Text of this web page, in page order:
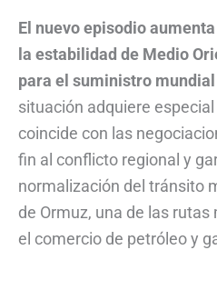
El nuevo episodio
la estabilidad de Medio
para el suministro
situación adquiere
coincide con las
fin al conflicto regional y
normalización del tránsito
de Ormuz, una de las
el comercio de petróleo y